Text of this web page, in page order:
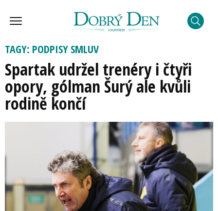
TAGY: PODPISY SMLUV
Spartak udržel trenéry i čtyři
opory, gólman Šurý ale kvůli
rodině končí